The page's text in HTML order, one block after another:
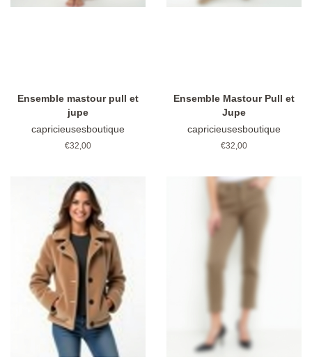
Ensemble mastour pull et
jupe
capricieusesboutique
Prix
€32,00
Ensemble Mastour Pull et
Jupe
capricieusesboutique
Prix
€32,00